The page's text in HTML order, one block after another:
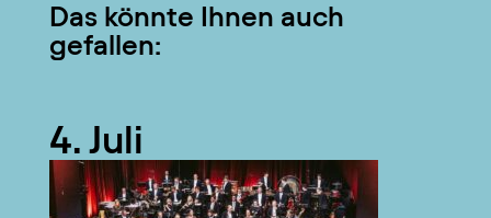
Das könnte Ihnen auch
gefallen:
4. Juli